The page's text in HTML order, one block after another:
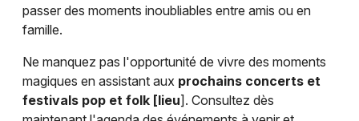
passer des moments inoubliables entre amis ou en
famille.
Ne manquez pas l'opportunité de vivre des moments
magiques en assistant aux prochains concerts et
festivals pop et folk [lieu]. Consultez dès